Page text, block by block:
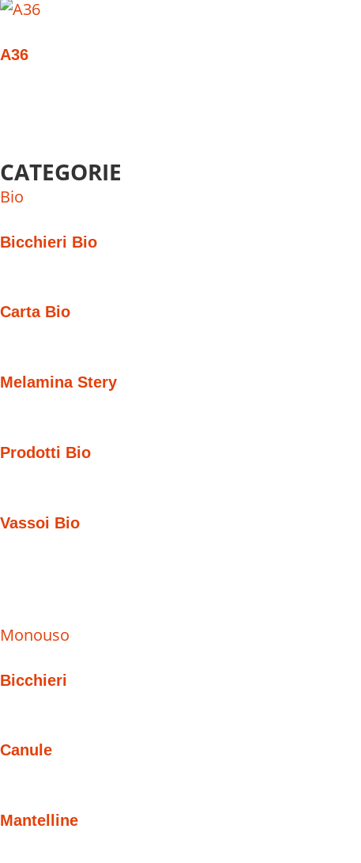
A36
CATEGORIE
Bio
Bicchieri Bio
Carta Bio
Melamina Stery
Prodotti Bio
Vassoi Bio
Monouso
Bicchieri
Canule
Mantelline